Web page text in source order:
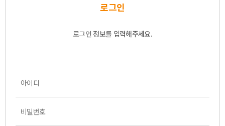
로그인
로그인 정보를 입력해주세요.